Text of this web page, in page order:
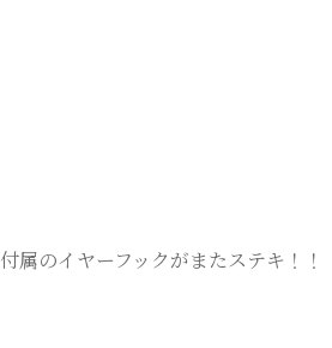
付属のイヤーフックがまたステキ！！